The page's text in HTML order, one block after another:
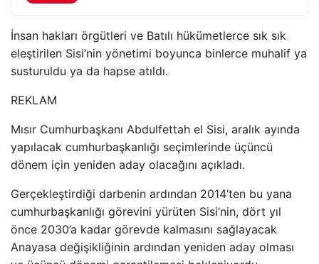
İnsan hakları örgütleri ve Batılı hükümetlerce sık sık
eleştirilen Sisi’nin yönetimi boyunca binlerce muhalif ya
susturuldu ya da hapse atıldı.
REKLAM
Mısır Cumhurbaşkanı Abdulfettah el Sisi, aralık ayında
yapılacak cumhurbaşkanlığı seçimlerinde üçüncü
dönem için yeniden aday olacağını açıkladı.
Gerçekleştirdiği darbenin ardından 2014’ten bu yana
cumhurbaşkanlığı görevini yürüten Sisi’nin, dört yıl
önce 2030’a kadar görevde kalmasını sağlayacak
Anayasa değişikliğinin ardından yeniden aday olması